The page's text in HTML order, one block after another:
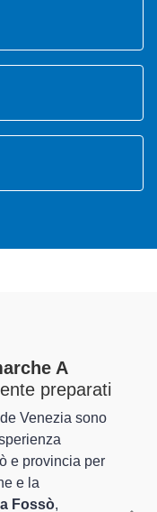
A
preparati
Venezia sono
e provincia per
e la
Fossò,